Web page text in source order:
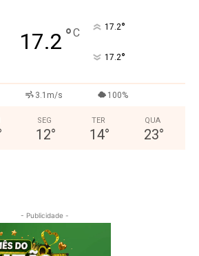
17.2 °C 17.2°
17.2°
3.1m/s 100%
SEG
12°
TER
14°
QUA
23°
- Publicidade -